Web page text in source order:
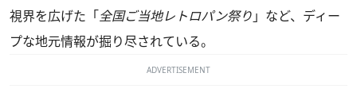
視界を広げた「全国ご当地レトロパン祭り 」など、ディー
プな地元情報が掘り尽されている。
ADVERTISEMENT